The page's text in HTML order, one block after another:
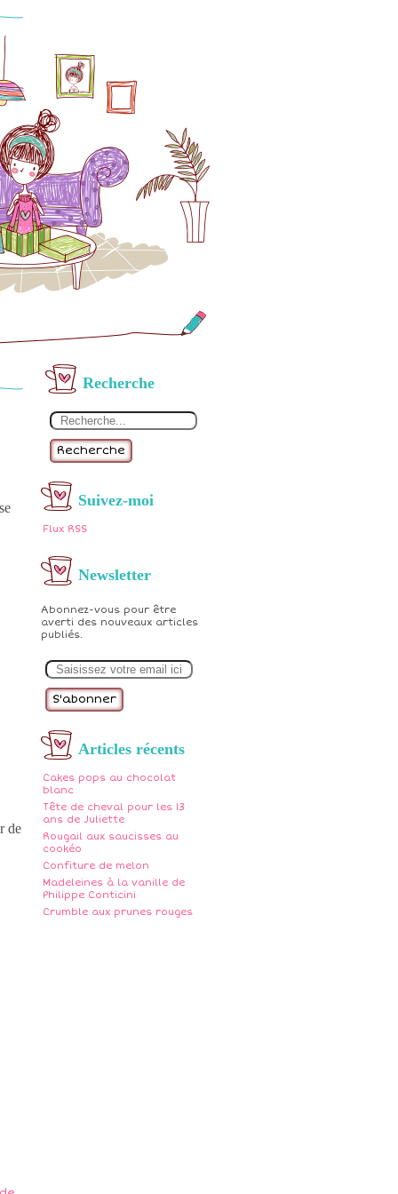
Recherche
Recherche
Suivez-moi
Flux RSS
Newsletter
Abonnez-vous pour être
averti des nouveaux articles
publiés.
m
Articles récents
Cakes pops au chocolat
blanc
Tête de cheval pour les 13
ans de Juliette
Rougail aux saucisses au
cookéo
Confiture de melon
Madeleines à la vanille de
Philippe Conticini
Crumble aux prunes rouges
de